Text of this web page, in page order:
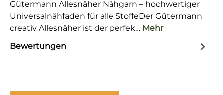
Gütermann Allesnäher Nähgarn – hochwertiger
Universalnähfaden für alle StoffeDer Gütermann
creativ Allesnäher ist der perfek… Mehr
Bewertungen